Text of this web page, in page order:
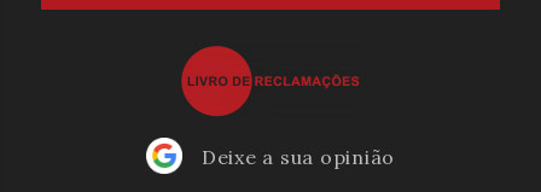
Deixe a sua opinião